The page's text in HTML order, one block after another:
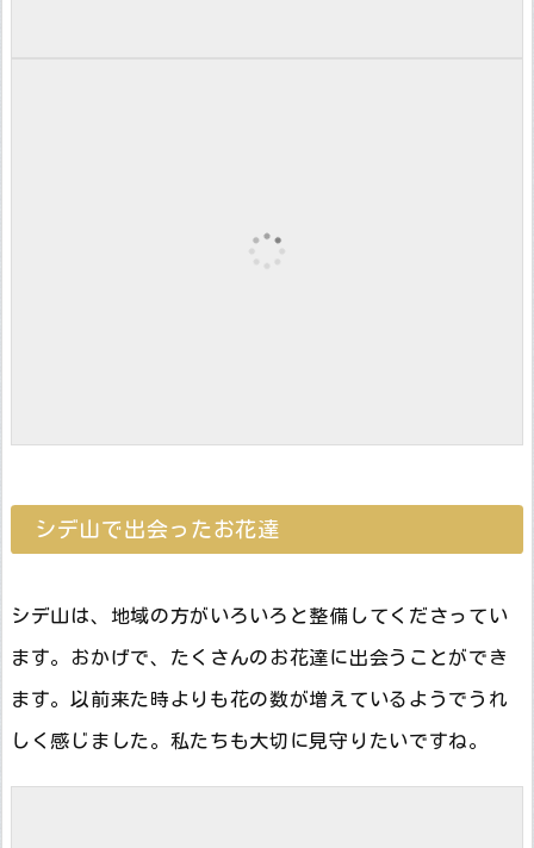
シデ山で出会ったお花達
シデ山は、地域の方がいろいろと整備してくださってい
ます。おかげで、たくさんのお花達に出会うことができ
ます。以前来た時よりも花の数が増えているようでうれ
しく感じました。私たちも大切に見守りたいですね。